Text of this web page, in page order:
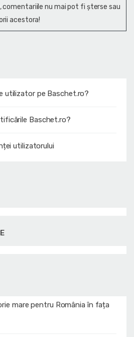
utilizator pe Baschet.ro?
Baschet.ro?
utilizatorului
comentariile nu mai pot fi șterse sau
acestora!
mare pentru România în fața